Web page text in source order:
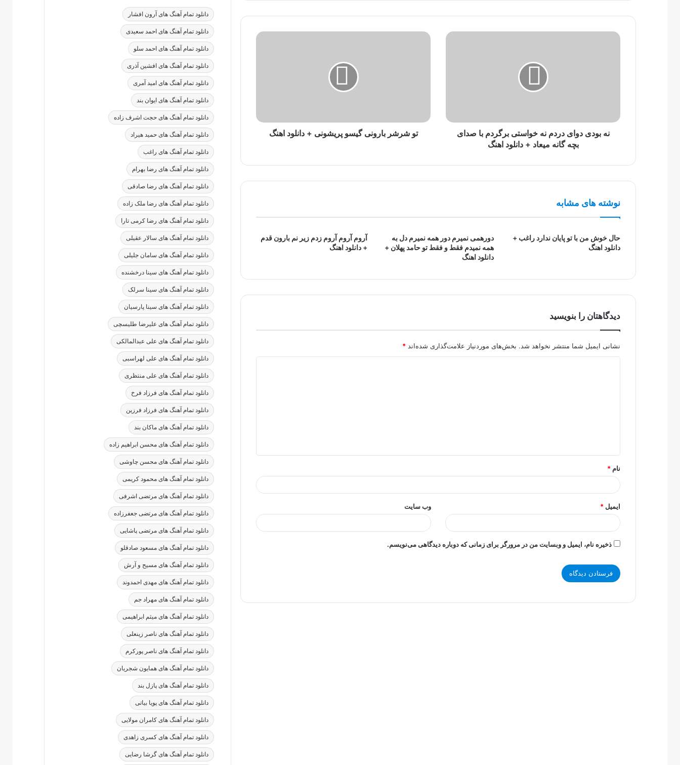
نه بودی دوای دردم نه خواستی برگردم با صدای
بچه گانه میعاد + دانلود اهنگ
تو شرشر بارونی گیسو پریشونی + دانلود اهنگ
نوشته های مشابه
حال خوش من با تو پایان ندارد راغب +
دانلود اهنگ
دورهمی نمیرم دور همه نمیرم دل به
همه نمیدم فقط و فقط تو حامد پهلان +
دانلود اهنگ
آروم آروم آروم زدم زیر نم بارون قدم
+ دانلود اهنگ
دیدگاهتان را بنویسید
نشانی ایمیل شما منتشر نخواهد شد. بخش‌های موردنیاز علامت‌گذاری شده‌اند *
*
نام *
ایمیل * وب‌ سایت
ذخیره نام، ایمیل و وبسایت من در مرورگر برای زمانی که دوباره دیدگاهی می‌نویسم.
دانلود تمام آهنگ های آرون افشار
دانلود تمام آهنگ های احمد سعیدی
دانلود تمام آهنگ های احمد سلو
دانلود تمام آهنگ های افشین آذری
دانلود تمام آهنگ های امید آمری
دانلود تمام آهنگ های ایوان بند
دانلود تمام آهنگ های حجت اشرف زاده
دانلود تمام آهنگ های حمید هیراد
دانلود تمام آهنگ های راغب
دانلود تمام آهنگ های رضا بهرام
دانلود تمام آهنگ های رضا صادقی
دانلود تمام آهنگ های رضا ملک زاده
دانلود تمام آهنگ های رضا کرمی تارا
دانلود تمام آهنگ های سالار عقیلی
دانلود تمام آهنگ های سامان جلیلی
دانلود تمام آهنگ های سینا درخشنده
دانلود تمام آهنگ های سینا سرلک
دانلود تمام آهنگ های سینا پارسیان
دانلود تمام آهنگ های علیرضا طلیسچی
دانلود تمام آهنگ های علی عبدالمالکی
دانلود تمام آهنگ های علی لهراسبی
دانلود تمام آهنگ های علی منتظری
دانلود تمام آهنگ های فرزاد فرخ
دانلود تمام آهنگ های فرزاد فرزین
دانلود تمام آهنگ های ماکان بند
دانلود تمام آهنگ های محسن ابراهیم زاده
دانلود تمام آهنگ های محسن چاوشی
دانلود تمام آهنگ های محمود کریمی
دانلود تمام آهنگ های مرتضی اشرفی
دانلود تمام آهنگ های مرتضی جعفرزاده
دانلود تمام آهنگ های مرتضی پاشایی
دانلود تمام آهنگ های مسعود صادقلو
دانلود تمام آهنگ های مسیح و آرش
دانلود تمام آهنگ های مهدی احمدوند
دانلود تمام آهنگ های مهراد جم
دانلود تمام آهنگ های میثم ابراهیمی
دانلود تمام آهنگ های ناصر زینعلی
دانلود تمام آهنگ های ناصر پورکرم
دانلود تمام آهنگ های همایون شجریان
دانلود تمام آهنگ های پازل بند
دانلود تمام آهنگ های پویا بیاتی
دانلود تمام آهنگ های کامران مولایی
دانلود تمام آهنگ های کسری زاهدی
دانلود تمام آهنگ های گرشا رضایی